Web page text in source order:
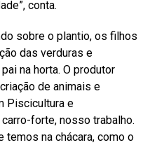
conta.
sobre o plantio, os filhos
das verduras e
na horta. O produtor
de animais e
Piscicultura e
forte, nosso trabalho.
temos na chácara, como o